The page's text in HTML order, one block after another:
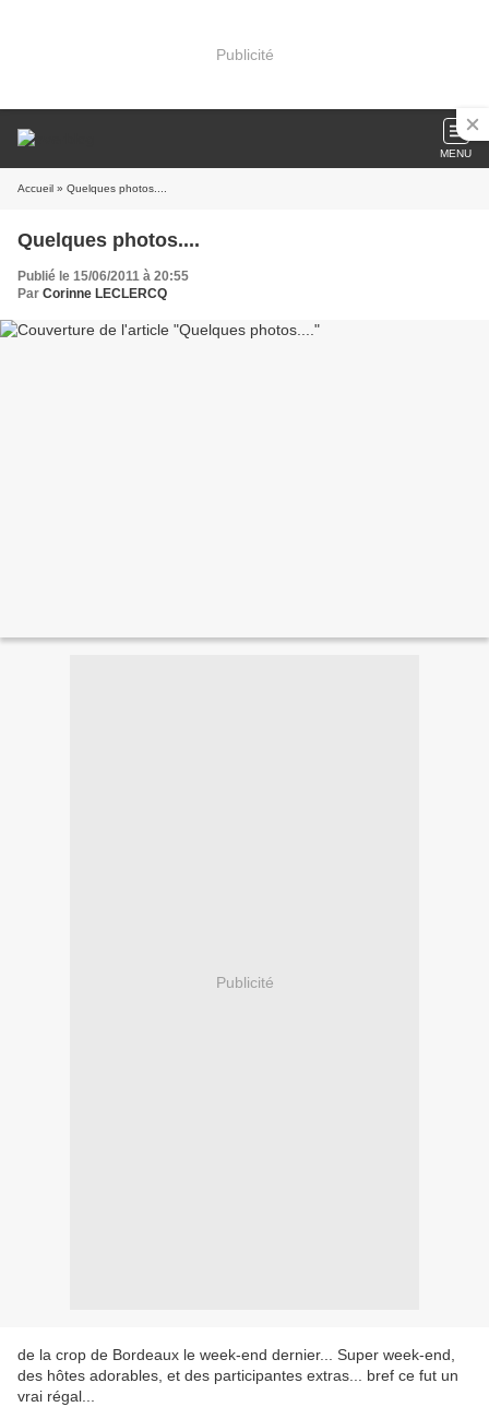
Publicité
MENU
Accueil » Quelques photos....
Quelques photos....
Publié le 15/06/2011 à 20:55
Par Corinne LECLERCQ
Publicité
de la crop de Bordeaux le week-end dernier... Super week-end,
des hôtes adorables, et des participantes extras... bref ce fut un
vrai régal...